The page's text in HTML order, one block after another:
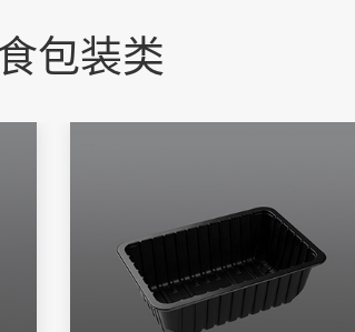
包装类